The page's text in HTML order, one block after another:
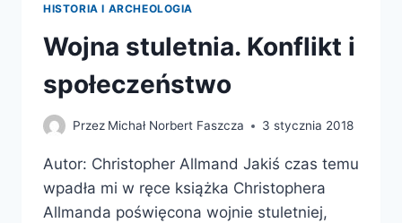
HISTORIA I ARCHEOLOGIA
Wojna stuletnia. Konflikt i
społeczeństwo
Przez Michał Norbert Faszcza 3 stycznia 2018
Autor: Christopher Allmand Jakiś czas temu
wpadła mi w ręce książka Christophera
Allmanda poświęcona wojnie stuletniej,